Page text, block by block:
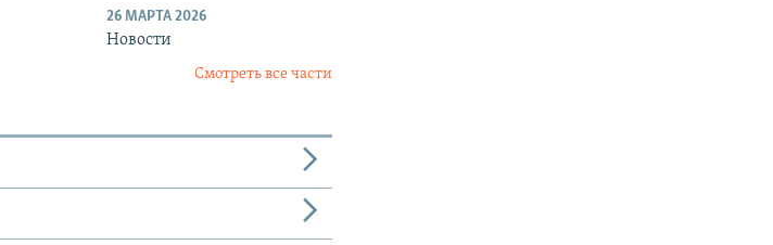
26 МАРТА 2026
Новости
Смотреть все части